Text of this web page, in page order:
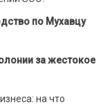
по Мухавцу
за жестокое
на что